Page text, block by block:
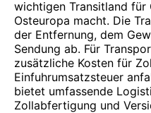
wichtigen Transitland für
Osteuropa macht. Die
der Entfernung, dem
Sendung ab. Für
zusätzliche Kosten für
Einfuhrumsatzsteuer
bietet umfassende
Zollabfertigung und